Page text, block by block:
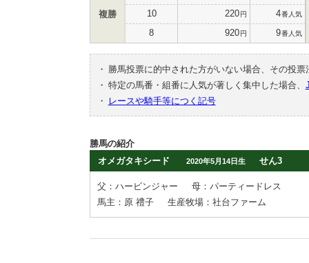
複勝 10 220円 4番人気
8 920円 9番人気
・
勝馬投票に的中された方がいない場合、その投
・ 特定の馬番・組番に人気が著しく集中した場合、
・
レースや騎手等につく記号
勝馬の紹介
オメガタキシード
2020年5月14日生 せん3
父：ハービンジャー
母：パーティードレス
馬主：原 禮子
生産牧場：社台ファーム